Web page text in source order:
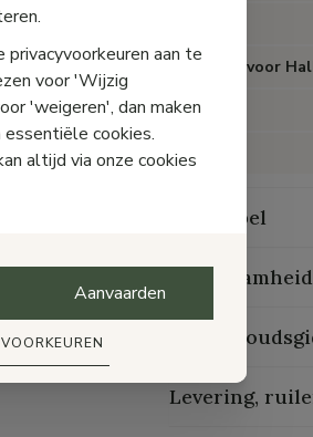
Speciaal voor
Pasvorm
Breedte
Maattabel
Levering,
aan te
voor 'Wijzig
'weigeren', dan maken
cookies.
altijd via onze cookies
Aanvaarden